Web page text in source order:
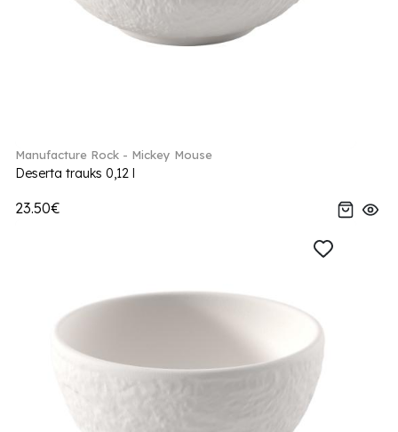
Manufacture Rock - Mickey Mouse
Deserta trauks 0,12 l
23.50€